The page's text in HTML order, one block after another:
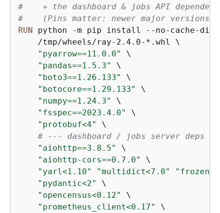
#    + the dashboard & jobs API
#    (Pins matter: newer major versions
RUN python -m pip install --no-cache-dir
    /tmp/wheels/ray-2.4.0-*.whl \
"pyarrow==11.0.0"
\
"pandas==1.5.3"
\
"boto3==1.26.133"
\
"botocore==1.29.133"
\
"numpy==1.24.3"
\
"fsspec==2023.4.0"
\
"protobuf<4"
\
# --- dashboard / jobs server deps
"aiohttp==3.8.5"
\
"aiohttp-cors==0.7.0"
\
"yarl<1.10"
"multidict<7.0"
"pydantic<2"
\
"opencensus<0.12"
\
"prometheus_client<0.17"
\